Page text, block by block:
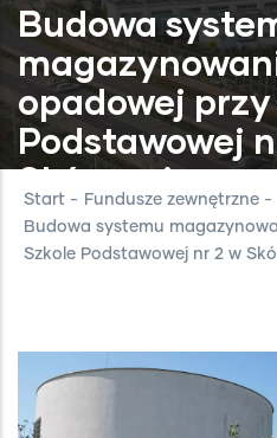
Budowa
opadowej przy
Podstawowej
Skórzewie
Start - Fundusze zewnętrzne -
Budowa systemu
Szkole Podstawowej nr 2 w